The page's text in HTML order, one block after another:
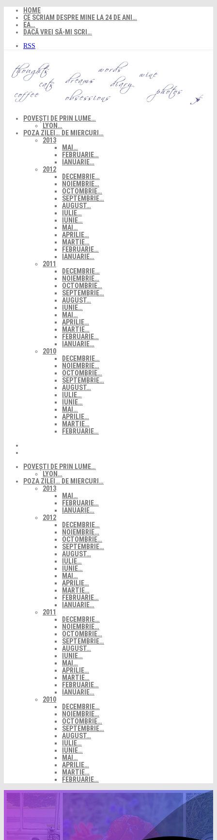
content
HOME
CE SCRIAM DESPRE MINE LA 24 DE ANI…
EA…
DACĂ VREI SĂ-MI SCRI…
RSS
POVEȘTI DE PRIN LUME…
LYON…
POZA ZILEI… DE MIERCURI…
2013
MAI…
FEBRUARIE…
IANUARIE…
2012
DECEMBRIE…
NOIEMBRIE…
OCTOMBRIE…
SEPTEMBRIE…
AUGUST…
IULIE…
IUNIE…
MAI…
APRILIE…
MARTIE…
FEBRUARIE…
IANUARIE…
2011
DECEMBRIE…
NOIEMBRIE…
OCTOMBRIE…
SEPTEMBRIE…
AUGUST…
IUNIE…
MAI…
APRILIE…
MARTIE…
FEBRUARIE…
IANUARIE…
2010
DECEMBRIE…
NOIEMBRIE…
OCTOMBRIE…
SEPTEMBRIE…
AUGUST…
IULIE…
IUNIE…
MAI…
APRILIE…
MARTIE…
FEBRUARIE…
POVEȘTI DE PRIN LUME…
LYON…
POZA ZILEI… DE MIERCURI…
2013
MAI…
FEBRUARIE…
IANUARIE…
2012
DECEMBRIE…
NOIEMBRIE…
OCTOMBRIE…
SEPTEMBRIE…
AUGUST…
IULIE…
IUNIE…
MAI…
APRILIE…
MARTIE…
FEBRUARIE…
IANUARIE…
2011
DECEMBRIE…
NOIEMBRIE…
OCTOMBRIE…
SEPTEMBRIE…
AUGUST…
IUNIE…
MAI…
APRILIE…
MARTIE…
FEBRUARIE…
IANUARIE…
2010
DECEMBRIE…
NOIEMBRIE…
OCTOMBRIE…
SEPTEMBRIE…
AUGUST…
IULIE…
IUNIE…
MAI…
APRILIE…
MARTIE…
FEBRUARIE…